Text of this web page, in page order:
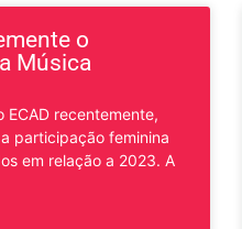
o
Música
ECAD recentemente,
participação feminina
em relação a 2023. A